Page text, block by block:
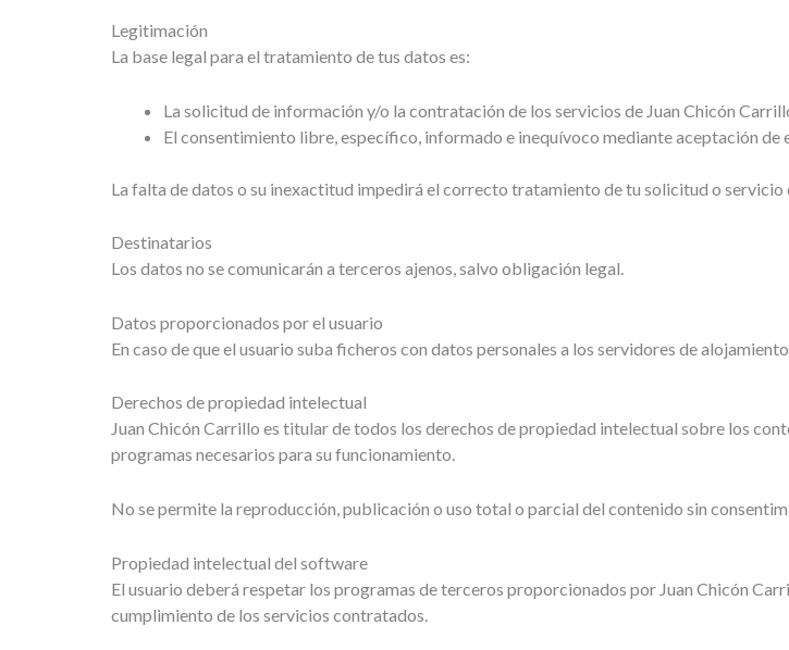
Legitimación
La base legal para el tratamiento de tus datos es:
La solicitud de información y/o la contratación de los servicios de Juan Chicón
El consentimiento libre, específico, informado e inequívoco mediante aceptación de
La falta de datos o su inexactitud impedirá el correcto tratamiento de tu solicitud o servicio
Destinatarios
Los datos no se comunicarán a terceros ajenos, salvo obligación legal.
Datos proporcionados por el usuario
En caso de que el usuario suba ficheros con datos personales a los servidores de
Derechos de propiedad intelectual
Juan Chicón Carrillo es titular de todos los derechos de propiedad intelectual sobre los
programas necesarios para su funcionamiento.
No se permite la reproducción, publicación o uso total o parcial del contenido sin
Propiedad intelectual del software
El usuario deberá respetar los programas de terceros proporcionados por Juan Chicón
cumplimiento de los servicios contratados.